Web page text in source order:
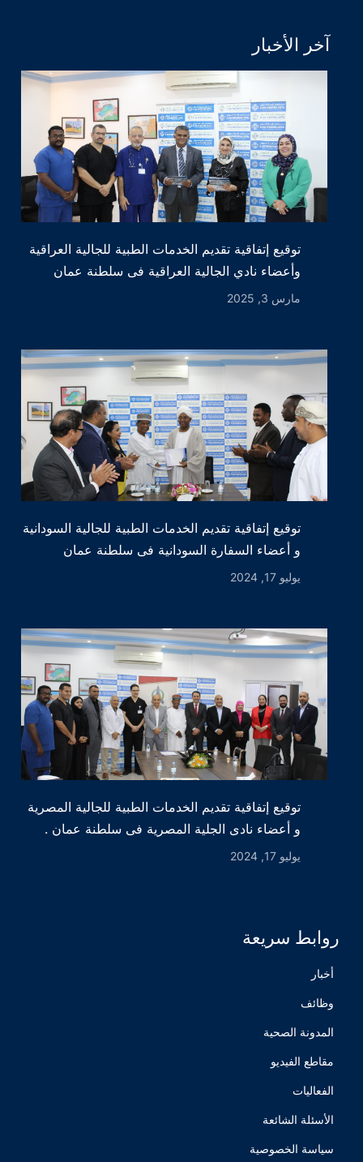
آخر الأخبار
توقيع إتفاقية تقديم الخدمات الطبية للجالية العراقية
وأعضاء نادي الجالية العراقية فى سلطنة عمان
مارس 3, 2025
توقيع إتفاقية تقديم الخدمات الطبية للجالية السودانية
و أعضاء السفارة السودانية فى سلطنة عمان
يوليو 17, 2024
توقيع إتفاقية تقديم الخدمات الطبية للجالية المصرية
و أعضاء نادى الجلية المصرية فى سلطنة عمان .
يوليو 17, 2024
روابط سريعة
أخبار
وظائف
المدونة الصحية
مقاطع الفيديو
الفعاليات
الأسئلة الشائعة
سياسة الخصوصية